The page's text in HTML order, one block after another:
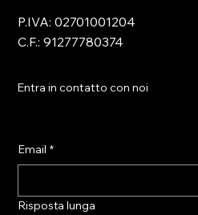
P.IVA: 02701001204
C.F.: 91277780374
Entra in contatto con noi
Email *
Risposta lunga